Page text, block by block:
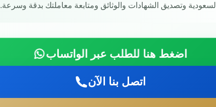
السعودية وتصديق الشهادات والوثائق ومتابعة معاملتك بدقة وسرعة.
اضغط هنا للطلب عبر الواتساب
اتصل بنا الآن